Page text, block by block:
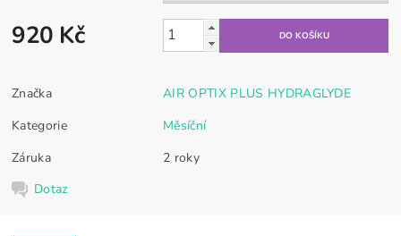
920 Kč
Značka
AIR OPTIX PLUS HYDRAGLYDE
Kategorie
Měsíční
Záruka
2 roky
Dotaz